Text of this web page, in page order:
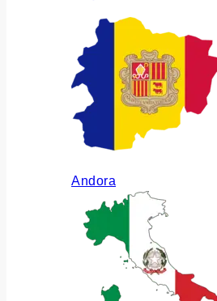
Andora